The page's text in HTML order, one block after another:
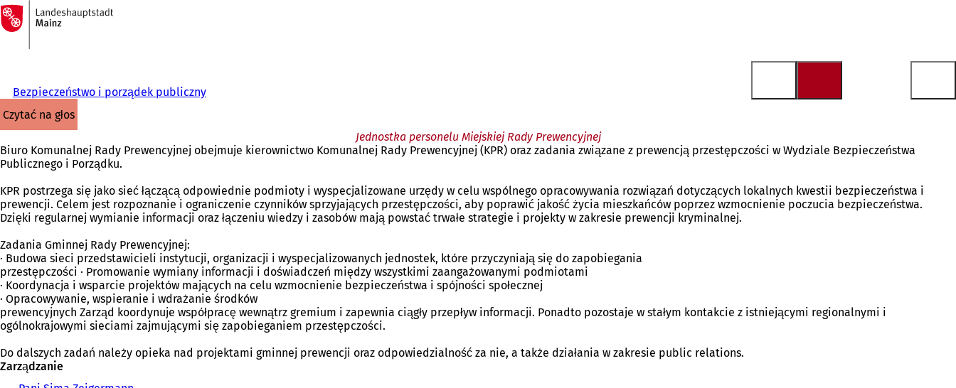
Przejdź do treści
Do
strony
głównej
Bezpieczeństwo i porządek publiczny
czytać na głos
Jednostka personelu Miejskiej Rady Prewencyjnej
Biuro Komunalnej Rady Prewencyjnej obejmuje kierownictwo Komunalnej Rady Prewencyjnej (KPR) oraz zadania związane z prewencją przestępczości w Wydziale Bezpieczeństwa
Publicznego i Porządku.
KPR postrzega się jako sieć łączącą odpowiednie podmioty i wyspecjalizowane urzędy w celu wspólnego opracowywania rozwiązań dotyczących lokalnych kwestii bezpieczeństwa i
prewencji. Celem jest rozpoznanie i ograniczenie czynników sprzyjających przestępczości, aby poprawić jakość życia mieszkańców poprzez wzmocnienie poczucia bezpieczeństwa.
Dzięki regularnej wymianie informacji oraz łączeniu wiedzy i zasobów mają powstać trwałe strategie i projekty w zakresie prewencji kryminalnej.
Zadania Gminnej Rady Prewencyjnej:
· Budowa sieci przedstawicieli instytucji, organizacji i wyspecjalizowanych jednostek, które przyczyniają się do zapobiegania
przestępczości · Promowanie wymiany informacji i doświadczeń między wszystkimi zaangażowanymi podmiotami
· Koordynacja i wsparcie projektów mających na celu wzmocnienie bezpieczeństwa i spójności społecznej
· Opracowywanie, wspieranie i wdrażanie środków
prewencyjnych Zarząd koordynuje współpracę wewnątrz gremium i zapewnia ciągły przepływ informacji. Ponadto pozostaje w stałym kontakcie z istniejącymi regionalnymi i
ogólnokrajowymi sieciami zajmującymi się zapobieganiem przestępczości.
Do dalszych zadań należy opieka nad projektami gminnej prewencji oraz odpowiedzialność za nie, a także działania w zakresie public relations.
Zarządzanie